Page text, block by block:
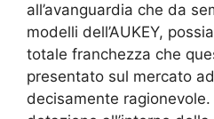
all’avanguardia che da
modelli dell’AUKEY,
totale franchezza che
presentato sul mercato
decisamente